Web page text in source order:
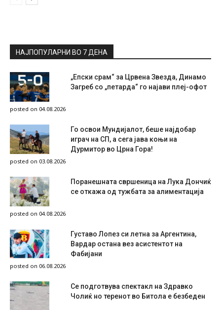
НАЈПОПУЛАРНИ ВО 7 ДЕНА
„Епски срам“ за Црвена Звезда, Динамо
Загреб со „петарда“ го најави плеј-офот
posted on 04.08.2026
Го освои Мундијалот, беше најдобар
играч на СП, а сега јава коњи на
Дурмитор во Црна Гора!
posted on 03.08.2026
Поранешната свршеница на Лука Дончиќ
се откажа од тужбата за алиментација
posted on 04.08.2026
Густаво Лопез си летна за Аргентина,
Вардар остана вез асистентот на
Фабијани
posted on 06.08.2026
Се подготвува спектакл на Здравко
Чолиќ но теренот во Битола е безбеден